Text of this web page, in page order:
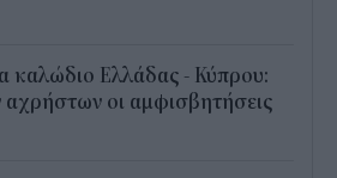
καλώδιο Ελλάδας - Κύπρου:
οι αμφισβητήσεις